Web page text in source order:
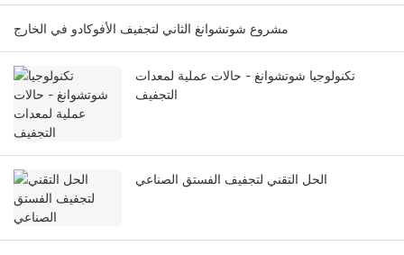
مشروع شوتشوانغ الثاني لتجفيف الأفوكادو في الخارج
تكنولوجيا شوتشوانغ - حالات عملية لمعدات
التجفيف
الحل التقني لتجفيف الفستق الصناعي